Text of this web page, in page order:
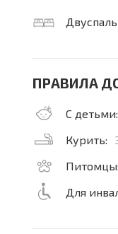
ПРАВИЛА
С детьми:
Курить:
Питомцы:
Для